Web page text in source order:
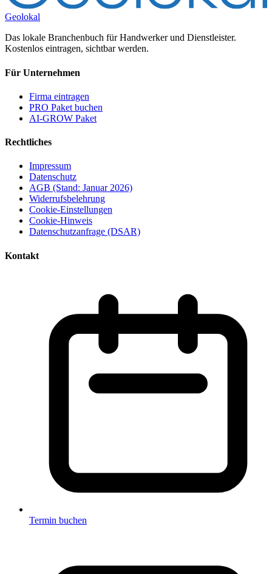
Geolokal
Das lokale Branchenbuch für Handwerker und Dienstleister.
Kostenlos eintragen, sichtbar werden.
Für Unternehmen
Firma eintragen
PRO Paket buchen
AI-GROW Paket
Rechtliches
Impressum
Datenschutz
AGB (Stand: Januar 2026)
Widerrufsbelehrung
Cookie-Einstellungen
Cookie-Hinweis
Datenschutzanfrage (DSAR)
Kontakt
Termin buchen